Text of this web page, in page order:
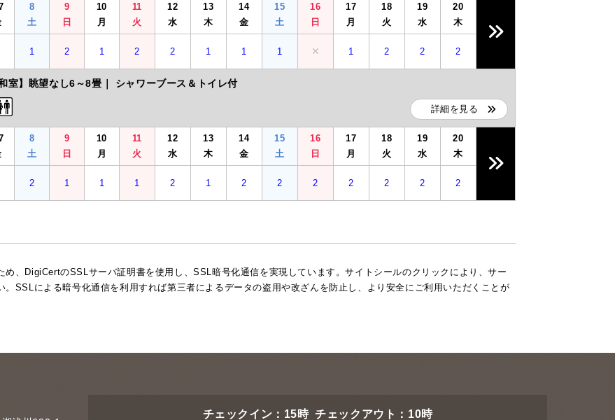
8
土
9
日
10
月
11
火
12
水
13
木
14
金
15
土
16
日
17
月
18
火
19
水
20
木
1 2 1 2 2 1 1 1 1 2 2 2
室】眺望なし6～8畳｜ シャワーブース＆トイレ付
詳細を見る
8
土
9
日
10
月
11
火
12
水
13
木
14
金
15
土
16
日
17
月
18
火
19
水
20
木
2 1 1 1 2 1 2 2 2 2 2 2 2
め、DigiCertのSSLサーバ証明書を使用し、SSL暗号化通信を実現しています。サイトシールのクリックにより、サー
。SSLによる暗号化通信を利用すれば第三者によるデータの盗用や改ざんを防止し、より安全にご利用いただくことが
チェックイン：15時 チェックアウト：10時